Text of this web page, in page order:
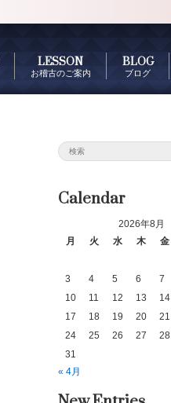
LESSON
お稽古のご案内
BLOG
ブログ
Calendar
2026年8月
月
火 水 木 金
3
4 5 6 7
10
11 12 13 14
17
18 19 20 21
24
25 26 27 28
31
« 4月